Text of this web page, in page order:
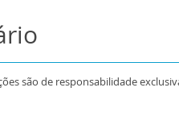
são de responsabilidade